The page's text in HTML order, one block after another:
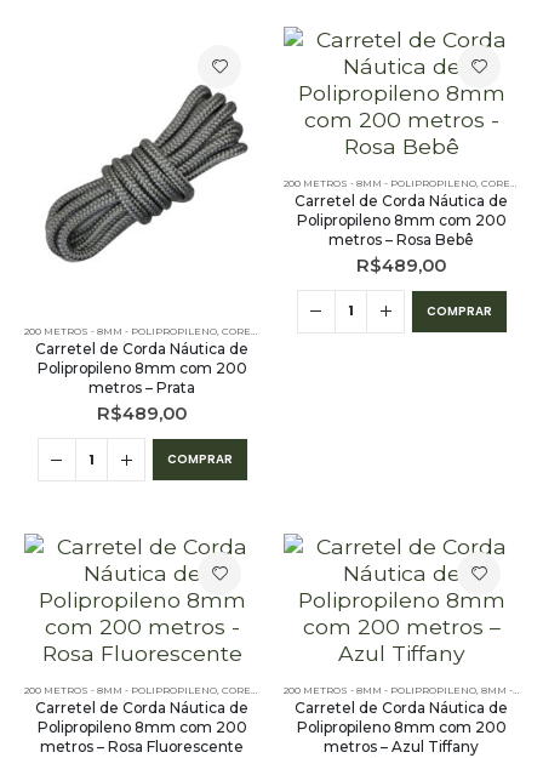
200 METROS - 8MM - POLIPROPILENO, CORES LISAS - 200 METROS - 8MM - POLIPROPILENO
Carretel de Corda Náutica de
Polipropileno 8mm com 200
metros – Prata
R$489,00
COMPRAR
200 METROS - 8MM - POLIPROPILENO CORES LISAS - 200 METROS - 8MM - POLIPROPILENO
Carretel de Corda Náutica de
Polipropileno 8mm com 200
metros – Rosa Bebê
R$489,00
COMPRAR
200 METROS - 8MM - POLIPROPILENO, CORES LISAS - 200 METROS - 8MM - POLIPROPILENO
Carretel de Corda Náutica de
Polipropileno 8mm com 200
metros – Rosa Fluorescente
200 METROS - 8MM - POLIPROPILENO, 8MM - POLIPROPILENO
Carretel de Corda Náutica de
Polipropileno 8mm com 200
metros – Azul Tiffany